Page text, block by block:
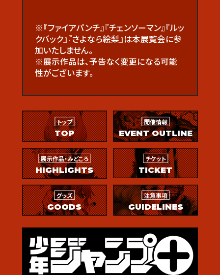
※『ファイアパンチ』『チェンソーマン』『ルッ
クバック』『さよなら絵梨』は本展覧会に参
加いたしません。
※展示作品は、予告なく変更になる可能
性がございます。
トップ
TOP
開催情報
EVENT OUTLINE
展示作品・みどころ
HIGHLIGHTS
チケット
TICKET
グッズ
GOODS
注意事項
GUIDELINES